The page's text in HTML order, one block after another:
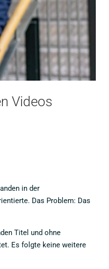
Videos
in der
Das Problem: Das
Titel und ohne
Es folgte keine weitere